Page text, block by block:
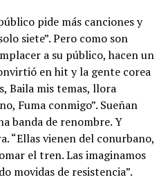
pide más canciones y
siete”. Pero como son
a su público, hacen un
en hit y la gente corea
Baila mis temas, llora
Fuma conmigo”. Sueñan
banda de renombre. Y
“Ellas vienen del conurbano,
el tren. Las imaginamos
movidas de resistencia”.